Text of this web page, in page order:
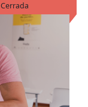
Cerrada